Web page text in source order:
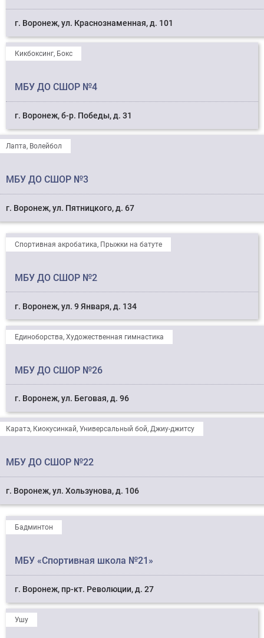
г. Воронеж, ул. Краснознаменная, д. 101
Кикбоксинг, Бокс
МБУ ДО СШОР №4
г. Воронеж, б-р. Победы, д. 31
Лапта, Волейбол
МБУ ДО СШОР №3
г. Воронеж, ул. Пятницкого, д. 67
Спортивная акробатика, Прыжки на батуте
МБУ ДО СШОР №2
г. Воронеж, ул. 9 Января, д. 134
Единоборства, Художественная гимнастика
МБУ ДО СШОР №26
г. Воронеж, ул. Беговая, д. 96
Каратэ, Киокусинкай, Универсальный бой, Джиу-джитсу
МБУ ДО СШОР №22
г. Воронеж, ул. Хользунова, д. 106
Бадминтон
МБУ «Спортивная школа №21»
г. Воронеж, пр-кт. Революции, д. 27
Ушу